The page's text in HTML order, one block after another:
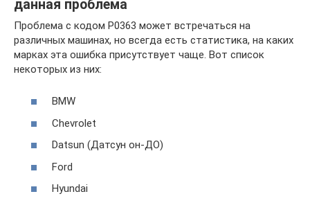
данная проблема
Проблема с кодом P0363 может встречаться на
различных машинах, но всегда есть статистика, на каких
марках эта ошибка присутствует чаще. Вот список
некоторых из них:
BMW
Chevrolet
Datsun (Датсун он-ДО)
Ford
Hyundai